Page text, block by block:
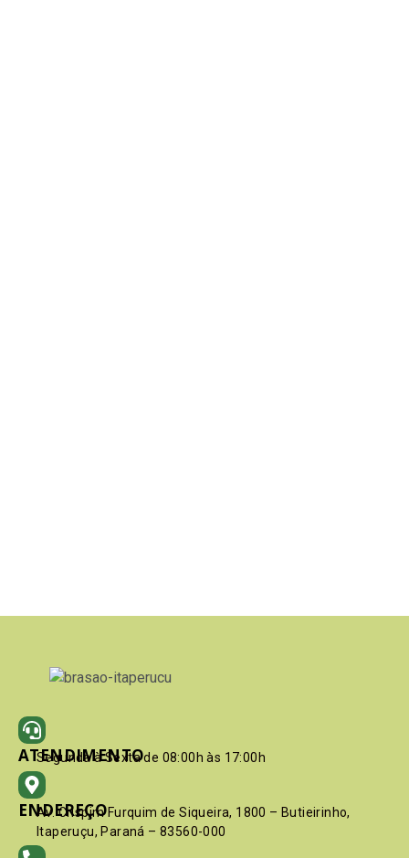
ATENDIMENTO
Segunda à Sexta de 08:00h às 17:00h
ENDEREÇO
Av. Crispim Furquim de Siqueira, 1800 – Butieirinho,
Itaperuçu, Paraná – 83560-000